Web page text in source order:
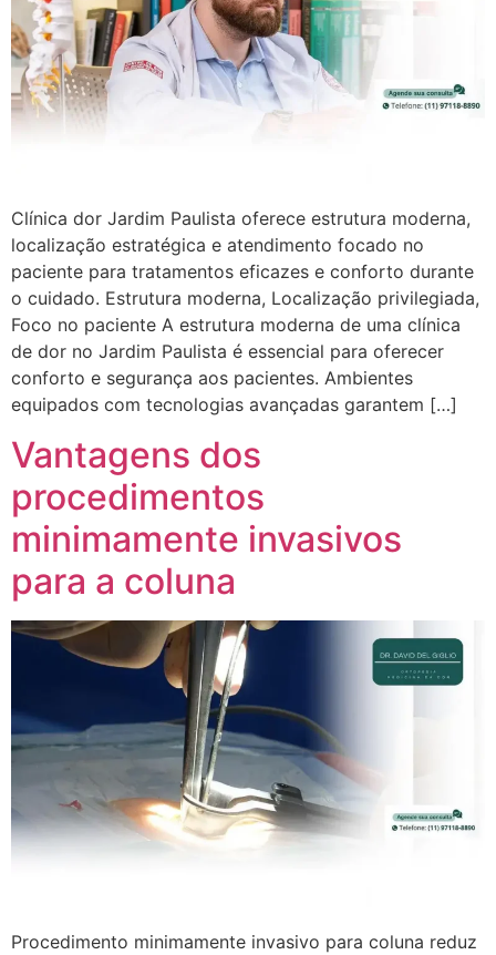
Clínica dor Jardim Paulista oferece estrutura moderna,
localização estratégica e atendimento focado no
paciente para tratamentos eficazes e conforto durante
o cuidado. Estrutura moderna, Localização privilegiada,
Foco no paciente A estrutura moderna de uma clínica
de dor no Jardim Paulista é essencial para oferecer
conforto e segurança aos pacientes. Ambientes
equipados com tecnologias avançadas garantem […]
Vantagens dos
procedimentos
minimamente invasivos
para a coluna
Procedimento minimamente invasivo para coluna reduz